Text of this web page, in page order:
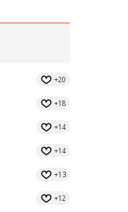
+20
+18
+14
+14
+13
+12